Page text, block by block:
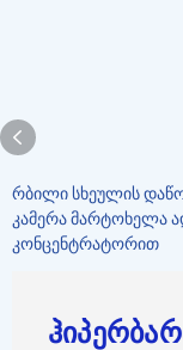
რბილი სხეულის
კამერა მარტოხელა
კონცენტრატორით